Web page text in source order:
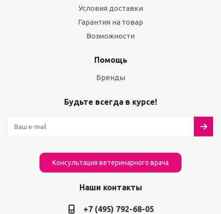
Условия доставки
Гарантия на товар
Возможности
Помощь
Бренды
Будьте всегда в курсе!
Консультация ветеринарного врача
Наши контакты
+7 (495) 792-68-05